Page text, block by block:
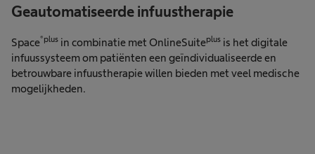
Geautomatiseerde infuustherapie
Space®plus in combinatie met OnlineSuiteplus is het digitale
infuussysteem om patiënten een geïndividualiseerde en
betrouwbare infuustherapie willen bieden met veel medische
mogelijkheden.